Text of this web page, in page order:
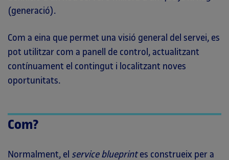
(generació).
Com a eina que permet una visió general del servei, es
pot utilitzar com a panell de control, actualitzant
contínuament el contingut i localitzant noves
oportunitats.
Com?
Normalment, el service blueprintes construeix per a